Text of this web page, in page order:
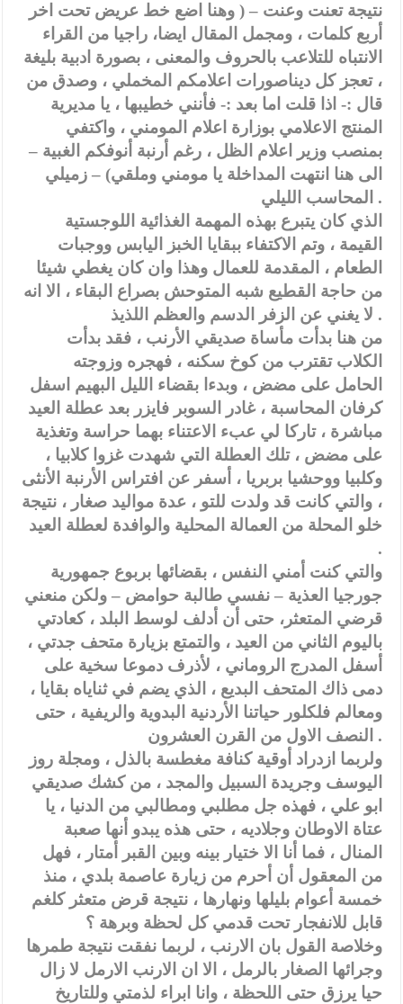
نتيجة تعنت وعنت – ( وهنا اضع خط عريض تحت اخر
أربع كلمات ، ومجمل المقال ايضا، راجيا من القراء
الانتباه للتلاعب بالحروف والمعنى ، بصورة ادبية بليغة
، تعجز كل ديناصورات اعلامكم المخملي ، وصدق من
قال :- اذا قلت اما بعد :- فأنني خطيبها ، يا مديرية
المنتج الاعلامي بوزارة اعلام المومني ، واكتفي
بمنصب وزير اعلام الظل ، رغم أرنبة أنوفكم الغبية –
الى هنا انتهت المداخلة يا مومني وملقي) – زميلي
المحاسب الليلي .
الذي كان يتبرع بهذه المهمة الغذائية اللوجستية
القيمة ، وتم الاكتفاء ببقايا الخبز اليابس ووجبات
الطعام ، المقدمة للعمال وهذا وان كان يغطي شيئا
من حاجة القطيع شبه المتوحش بصراع البقاء ، الا انه
لا يغني عن الزفر الدسم والعظم اللذيذ .
من هنا بدأت مأساة صديقي الأرنب ، فقد بدأت
الكلاب تقترب من كوخ سكنه ، فهجره وزوجته
الحامل على مضض ، وبدءا بقضاء الليل البهيم اسفل
كرفان المحاسبة ، غادر السوبر فايزر بعد عطلة العيد
مباشرة ، تاركا لي عبء الاعتناء بهما حراسة وتغذية
على مضض ، تلك العطلة التي شهدت غزوا كلابيا ،
وكلبيا ووحشيا بربريا ، أسفر عن افتراس الأرنبة الأنثى
، والتي كانت قد ولدت للتو ، عدة مواليد صغار ، نتيجة
خلو المحلة من العمالة المحلية والوافدة لعطلة العيد
.
والتي كنت أمني النفس ، بقضائها بربوع جمهورية
جورجيا العذية – نفسي طالبة حوامض – ولكن منعني
قرضي المتعثر، حتى أن أدلف لوسط البلد ، كعادتي
باليوم الثاني من العيد ، والتمتع بزيارة متحف جدتي ،
أسفل المدرج الروماني ، لأذرف دموعا سخية على
دمى ذاك المتحف البديع ، الذي يضم في ثناياه بقايا ،
ومعالم فلكلور حياتنا الأردنية البدوية والريفية ، حتى
النصف الاول من القرن العشرون .
ولربما ازدراد أوقية كنافة مغطسة بالذل ، ومجلة روز
اليوسف وجريدة السبيل والمجد ، من كشك صديقي
ابو علي ، فهذه جل مطلبي ومطالبي من الدنيا ، يا
عتاة الاوطان وجلاديه ، حتى هذه يبدو أنها صعبة
المنال ، فما أنا الا ختيار بينه وبين القبر أمتار ، فهل
من المعقول أن أحرم من زيارة عاصمة بلدي ، منذ
خمسة أعوام بليلها ونهارها ، نتيجة قرض متعثر كلغم
قابل للانفجار تحت قدمي كل لحظة وبرهة ؟
وخلاصة القول بان الارنب ، لربما نفقت نتيجة طمرها
وجرائها الصغار بالرمل ، الا ان الارنب الارمل لا زال
حيا يرزق حتى اللحظة ، وانا ابراء لذمتي وللتاريخ